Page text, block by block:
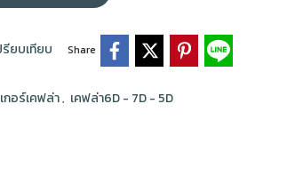
รียบเทียบ Share
กอร์เคฟล่า, เคฟล่า6D - 7D - 5D